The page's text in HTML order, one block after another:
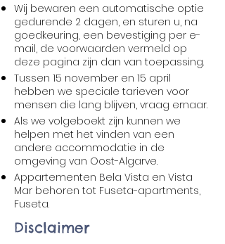
Wij bewaren een automatische optie
gedurende 2 dagen, en sturen u, na
goedkeuring, een bevestiging per e-
mail, de voorwaarden vermeld op
deze pagina zijn dan van toepassing.
Tussen 15 november en 15 april
hebben we speciale tarieven voor
mensen die lang blijven, vraag ernaar.
Als we volgeboekt zijn kunnen we
helpen met het vinden van een
andere accommodatie in de
omgeving van Oost-Algarve.
Appartementen Bela Vista en Vista
Mar behoren tot Fuseta-apartments,
Fuseta.
Disclaimer